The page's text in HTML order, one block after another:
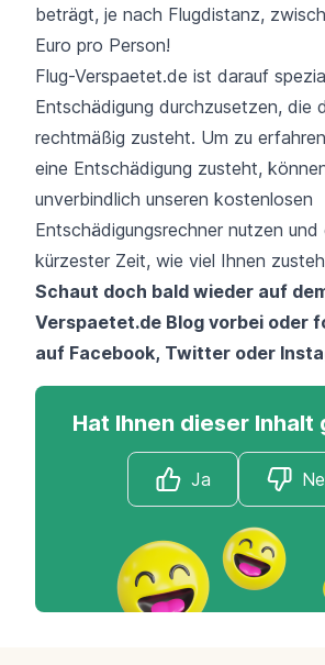
beträgt, je nach Flugdistanz,
Euro pro Person!
Flug-Verspaetet.de ist darauf
Entschädigung durchzusetzen, die
rechtmäßig zusteht. Um zu
eine Entschädigung zusteht,
unverbindlich unseren kostenlosen
Entschädigungsrechner nutzen und
kürzester Zeit, wie viel Ihnen
Schaut doch bald wieder auf
Verspaetet.de Blog vorbei oder
auf Facebook, Twitter oder
Hat Ihnen dieser Inhalt
Ja